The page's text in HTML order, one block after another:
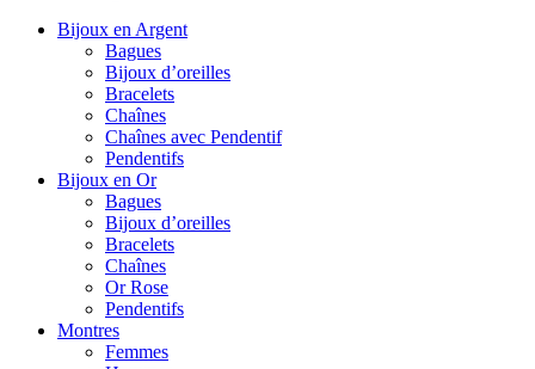
Bijoux en Argent
Bagues
Bijoux d’oreilles
Bracelets
Chaînes
Chaînes avec Pendentif
Pendentifs
Bijoux en Or
Bagues
Bijoux d’oreilles
Bracelets
Chaînes
Or Rose
Pendentifs
Montres
Femmes